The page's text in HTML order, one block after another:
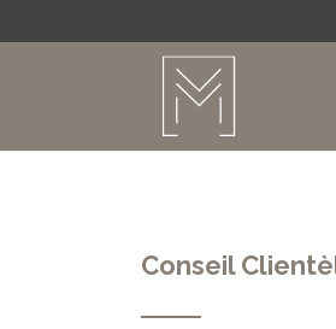
Conseil